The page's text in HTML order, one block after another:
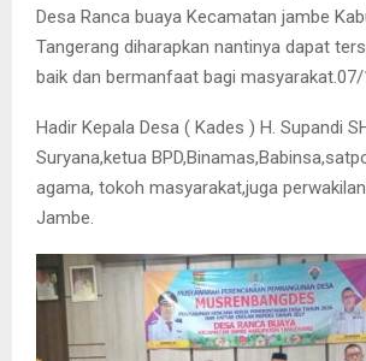
Desa Ranca buaya Kecamatan jambe
Tangerang diharapkan nantinya dapat
baik dan bermanfaat bagi
Hadir Kepala Desa ( Kades ) H. Supandi
Suryana,ketua
agama, tokoh masyarakat,juga
Jambe.